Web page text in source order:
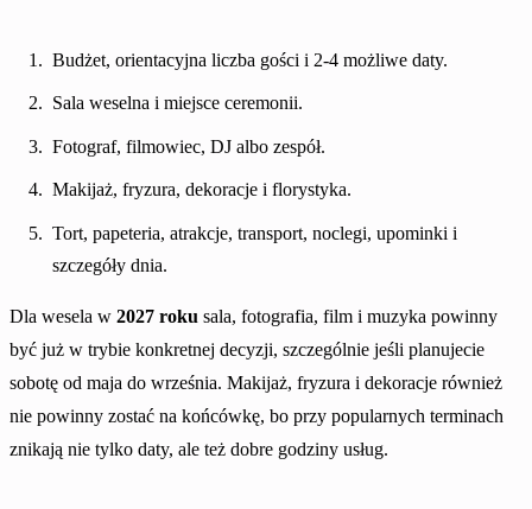
Budżet, orientacyjna liczba gości i 2-4 możliwe daty.
Sala weselna i miejsce ceremonii.
Fotograf, filmowiec, DJ albo zespół.
Makijaż, fryzura, dekoracje i florystyka.
Tort, papeteria, atrakcje, transport, noclegi, upominki i
szczegóły dnia.
Dla wesela w 2027 roku sala, fotografia, film i muzyka powinny
być już w trybie konkretnej decyzji, szczególnie jeśli planujecie
sobotę od maja do września. Makijaż, fryzura i dekoracje również
nie powinny zostać na końcówkę, bo przy popularnych terminach
znikają nie tylko daty, ale też dobre godziny usług.